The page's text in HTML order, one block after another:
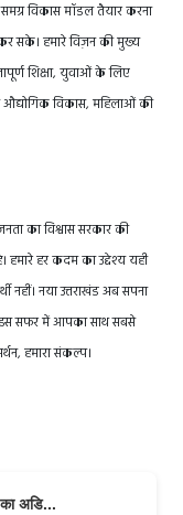
विकास मॉडल तैयार करना
सके। हमारे विज़न की मुख्य
शिक्षा, युवाओं के लिए
विकास, महिलाओं की
का विश्वास सरकार की
हमारे हर कदम का उद्देश्य यही
नहीं। नया उत्तराखंड अब सपना
इस सफर में आपका साथ सबसे
हमारा संकल्प।
अडि...